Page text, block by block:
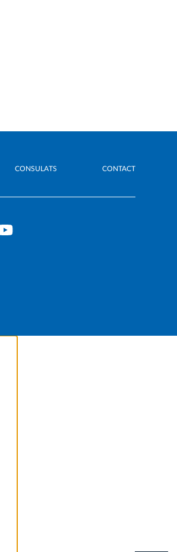
CONSULATS CONTACT